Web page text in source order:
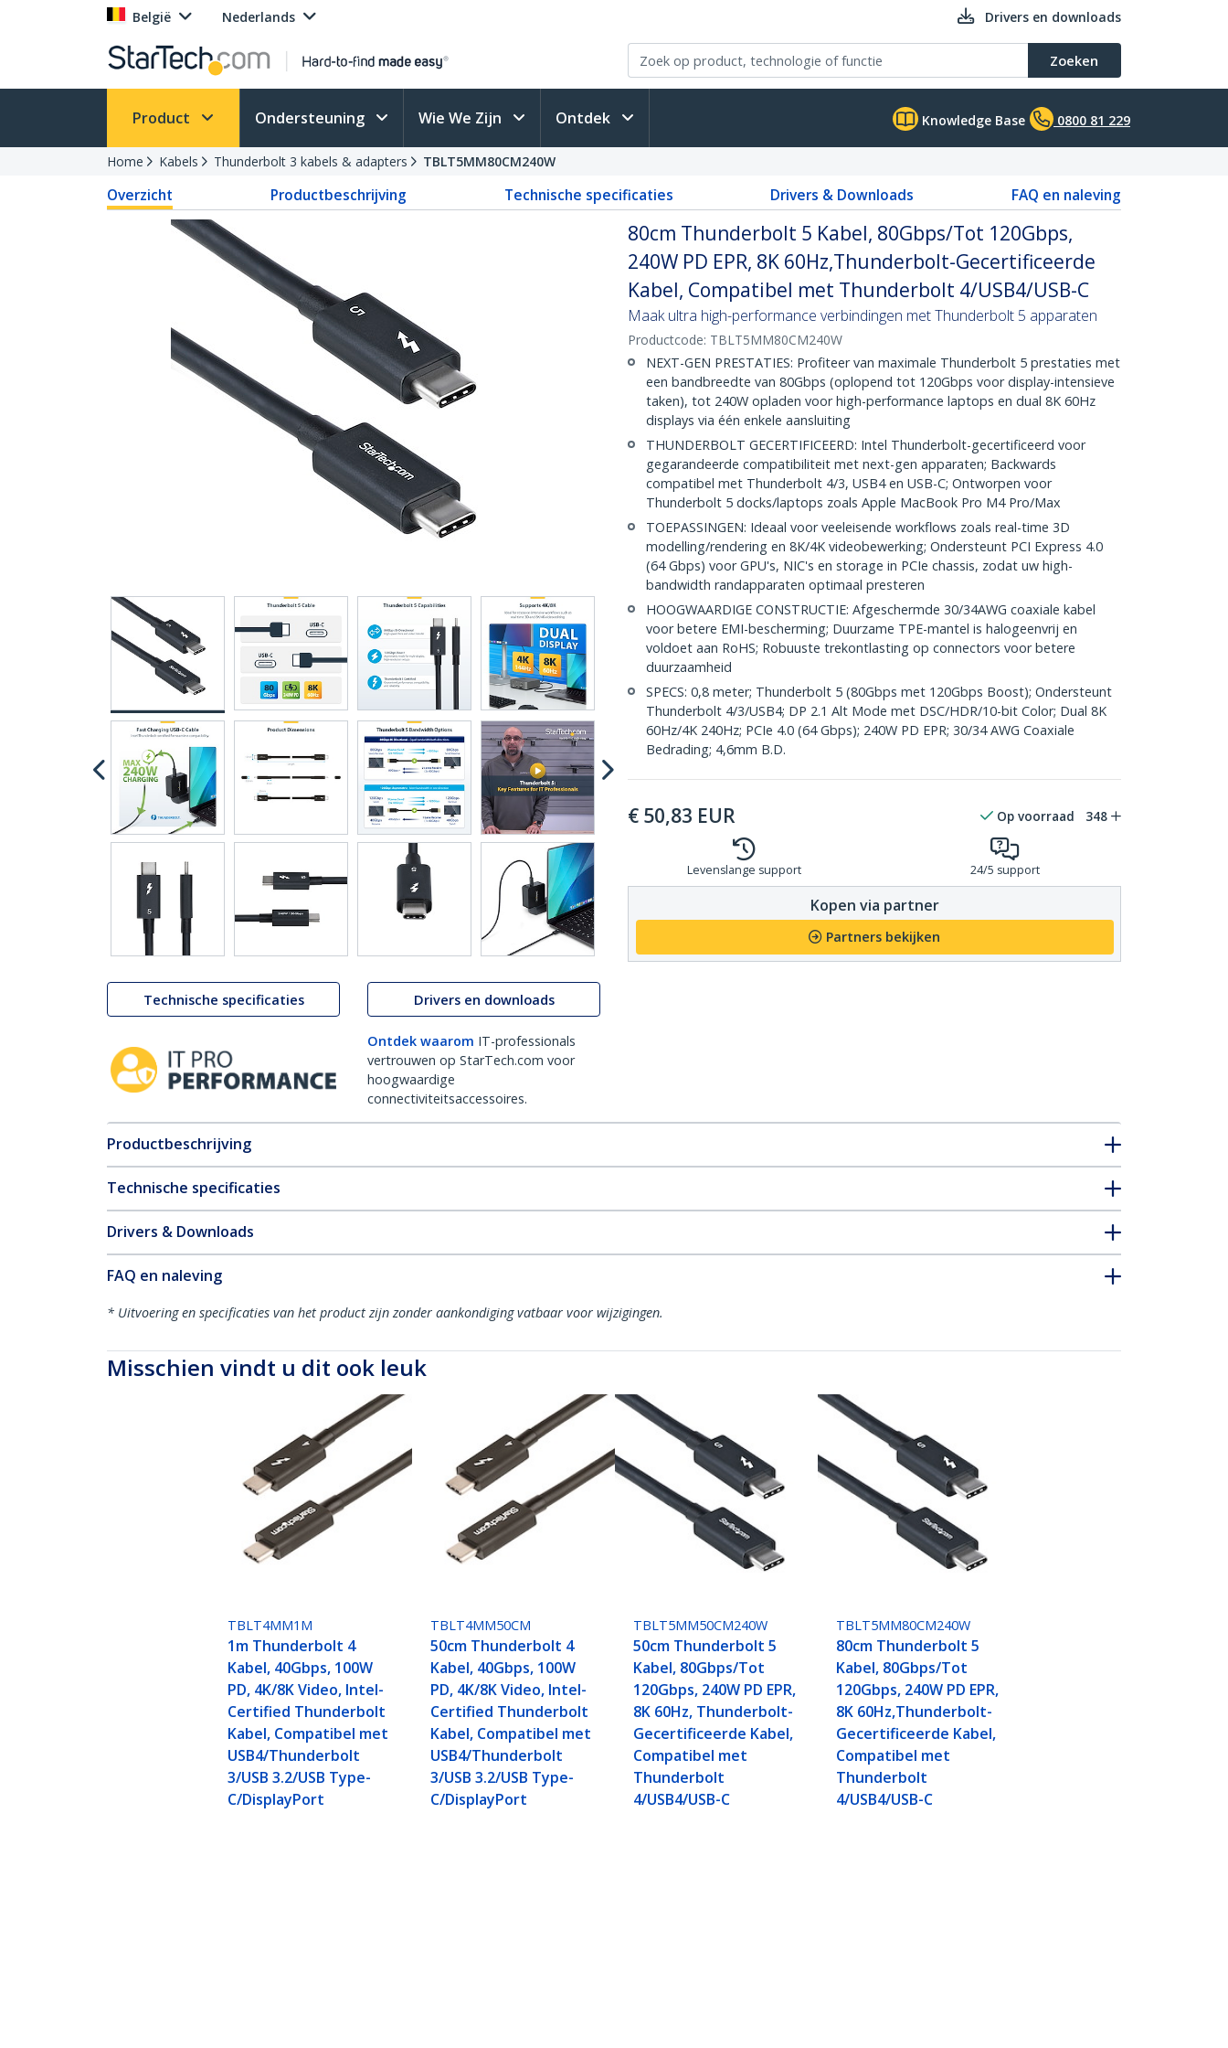
België Nederlands Drivers en downloads
Zoeken
Product Ondersteuning Wie We Zijn Ontdek Knowledge Base 0800 81 229
Home Kabels Thunderbolt 3 kabels & adapters TBLT5MM80CM240W
Overzicht Productbeschrijving Technische specificaties Drivers & Downloads FAQ en naleving
Technische specificaties Drivers en downloads
Ontdek waarom IT-professionals
vertrouwen op StarTech.com voor
hoogwaardige
connectiviteitsaccessoires.
80cm Thunderbolt 5 Kabel, 80Gbps/Tot 120Gbps,
240W PD EPR, 8K 60Hz,Thunderbolt-Gecertificeerde
Kabel, Compatibel met Thunderbolt 4/USB4/USB-C
Maak ultra high-performance verbindingen met Thunderbolt 5 apparaten
Productcode: TBLT5MM80CM240W
NEXT-GEN PRESTATIES: Profiteer van maximale Thunderbolt 5 prestaties met
een bandbreedte van 80Gbps (oplopend tot 120Gbps voor display-intensieve
taken), tot 240W opladen voor high-performance laptops en dual 8K 60Hz
displays via één enkele aansluiting
THUNDERBOLT GECERTIFICEERD: Intel Thunderbolt-gecertificeerd voor
gegarandeerde compatibiliteit met next-gen apparaten; Backwards
compatibel met Thunderbolt 4/3, USB4 en USB-C; Ontworpen voor
Thunderbolt 5 docks/laptops zoals Apple MacBook Pro M4 Pro/Max
TOEPASSINGEN: Ideaal voor veeleisende workflows zoals real-time 3D
modelling/rendering en 8K/4K videobewerking; Ondersteunt PCI Express 4.0
(64 Gbps) voor GPU's, NIC's en storage in PCIe chassis, zodat uw high-
bandwidth randapparaten optimaal presteren
HOOGWAARDIGE CONSTRUCTIE: Afgeschermde 30/34AWG coaxiale kabel
voor betere EMI-bescherming; Duurzame TPE-mantel is halogeenvrij en
voldoet aan RoHS; Robuuste trekontlasting op connectors voor betere
duurzaamheid
SPECS: 0,8 meter; Thunderbolt 5 (80Gbps met 120Gbps Boost); Ondersteunt
Thunderbolt 4/3/USB4; DP 2.1 Alt Mode met DSC/HDR/10-bit Color; Dual 8K
60Hz/4K 240Hz; PCIe 4.0 (64 Gbps); 240W PD EPR; 30/34 AWG Coaxiale
Bedrading; 4,6mm B.D.
€ 50,83 EUR Op voorraad 348
Levenslange support 24/5 support
Kopen via partner
Partners bekijken
Productbeschrijving
Technische specificaties
Drivers & Downloads
FAQ en naleving
* Uitvoering en specificaties van het product zijn zonder aankondiging vatbaar voor wijzigingen.
Misschien vindt u dit ook leuk
TBLT4MM1M
1m Thunderbolt 4
Kabel, 40Gbps, 100W
PD, 4K/8K Video, Intel-
Certified Thunderbolt
Kabel, Compatibel met
USB4/Thunderbolt
3/USB 3.2/USB Type-
C/DisplayPort
TBLT4MM50CM
50cm Thunderbolt 4
Kabel, 40Gbps, 100W
PD, 4K/8K Video, Intel-
Certified Thunderbolt
Kabel, Compatibel met
USB4/Thunderbolt
3/USB 3.2/USB Type-
C/DisplayPort
TBLT5MM50CM240W
50cm Thunderbolt 5
Kabel, 80Gbps/Tot
120Gbps, 240W PD EPR,
8K 60Hz, Thunderbolt-
Gecertificeerde Kabel,
Compatibel met
Thunderbolt
4/USB4/USB-C
TBLT5MM80CM240W
80cm Thunderbolt 5
Kabel, 80Gbps/Tot
120Gbps, 240W PD EPR,
8K 60Hz,Thunderbolt-
Gecertificeerde Kabel,
Compatibel met
Thunderbolt
4/USB4/USB-C